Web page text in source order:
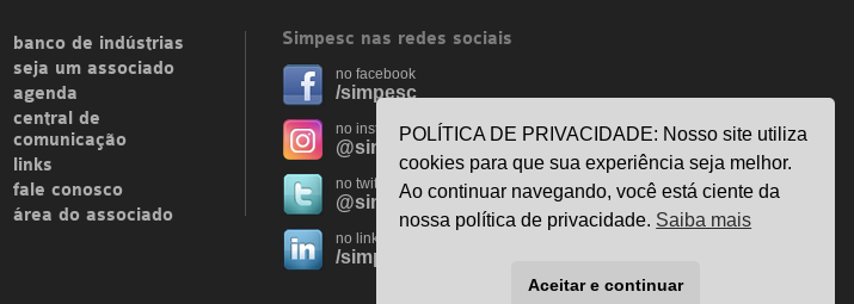
banco de indústrias
seja um associado
agenda
central de
comunicação
links
fale conosco
área do associado
Simpesc nas redes sociais
no facebook
/simpesc
no instagram
@simpescplasticos
no twitter
@simpesc
no linkedin
/simpesc
POLÍTICA DE PRIVACIDADE: Nosso site utiliza
cookies para que sua experiência seja melhor.
Ao continuar navegando, você está ciente da
nossa política de privacidade. Saiba mais
Aceitar e continuar